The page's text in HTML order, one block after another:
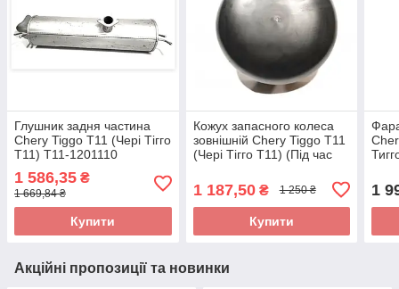
Глушник задня частина
Chery Tiggo T11 (Чері Тігго
Т11) T11-1201110
1 586,35 ₴
1 669,84 ₴
Купити
Кожух запасного колеса
зовнішній Chery Tiggo T11
(Чері Тігго Т11) (Під час
(Склад ASM-UKR)
1 187,50₴ 1 250 ₴
Купити
1
Акційні пропозиції та новинки